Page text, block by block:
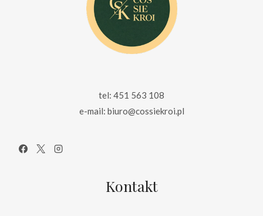
tel: 451 563 108
e-mail: biuro@cossiekroi.pl
Kontakt